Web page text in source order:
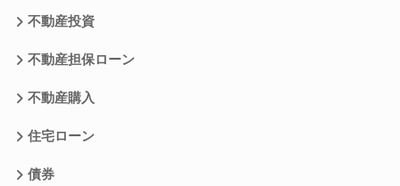
不動産投資
不動産担保ローン
不動産購入
住宅ローン
債券